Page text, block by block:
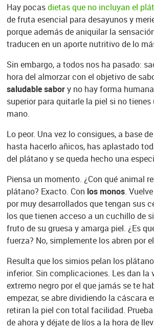
Hay pocasdietas que no incluyan el
de fruta esencial para desayunos y
porque además de aniquilar la
traducen en un aporte nutritivo de lo
Sin embargo, a todos nos ha pasado:
hora del almorzar con el objetivo de
saludable sabory no hay forma
superior para quitarle la piel si no tienes
mano.
Lo peor. Una vez lo consigues, a base
hasta hacerlo añicos, has aplastado
del plátano y se queda hecho una
Piensa un momento. ¿Con qué animal
plátano? Exacto. Con los monos.
por muy desarrollados que tengan sus
los que tienen acceso a un cuchillo de
fruto de su gruesa y amarga piel. ¿Es
fuerza? No, simplemente los abren por
Resulta que los simios pelan los
inferior. Sin complicaciones. Les dan la
extremo negro por el que jamás se te
empezar, se abre dividiendo la cáscara
retiran la piel con total facilidad.
de ahora y déjate de líos a la hora de